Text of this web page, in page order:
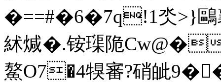
�==#�6�7q!1氼>}鷗
絉煘�.铵璖陒
鰲O7�4犑審?硝皉